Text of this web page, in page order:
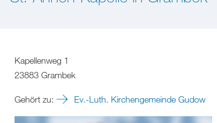
Kapellenweg 1
23883 Grambek
Gehört zu: Ev.-Luth. Kirchengemeinde Gudow